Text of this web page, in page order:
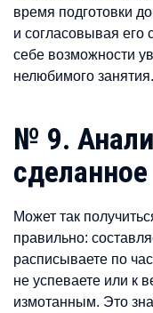
время подготовки
и согласовывая его
себе возможности
нелюбимого занятия.
№ 9.
сделанное
Может так
правильно:
расписываете по
не успеваете или к
измотанным. Это